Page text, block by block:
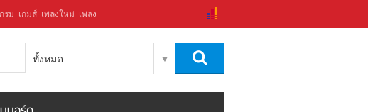
รม เกมส์ เพลงใหม่ เพลง
ทั้งหมด